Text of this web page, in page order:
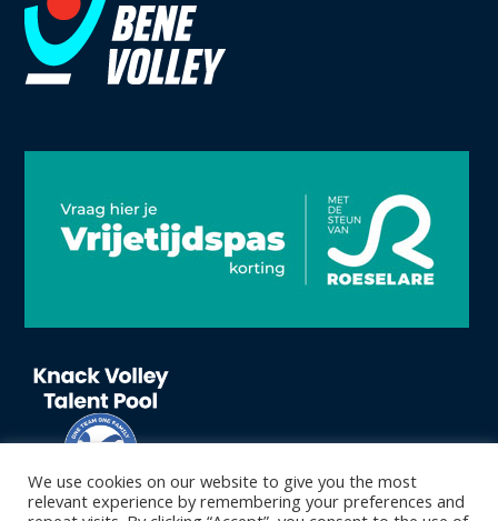
We use cookies on our website to give you the most
relevant experience by remembering your preferences and